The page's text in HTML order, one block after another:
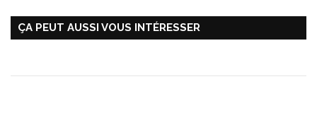
ÇA PEUT AUSSI VOUS INTÉRESSER